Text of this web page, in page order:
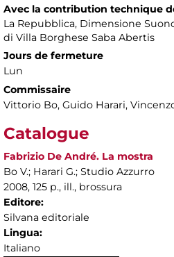
Avec la contribution technique
La Repubblica, Dimensione
di Villa Borghese Saba Abertis
Jours de fermeture
Lun
Commissaire
Vittorio Bo, Guido Harari,
Catalogue
Fabrizio De André. La mostra
Bo V.; Harari G.; Studio Azzurro
2008, 125 p., ill., brossura
Editore:
Silvana editoriale
Lingua:
Italiano